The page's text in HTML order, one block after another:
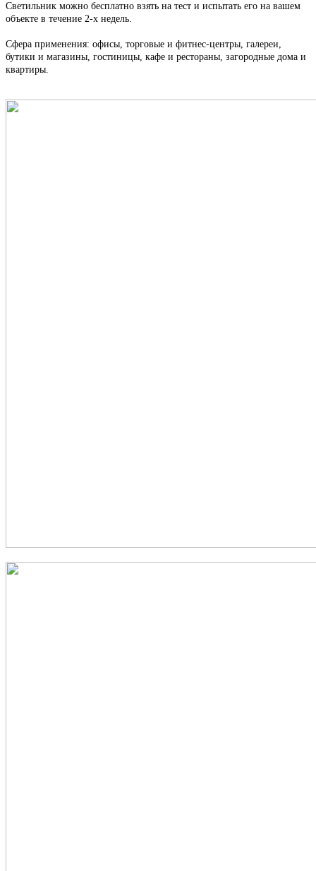
Светильник можно бесплатно взять на тест и испытать его на вашем
объекте в течение 2-х недель.
Сфера применения: офисы, торговые и фитнес-центры, галереи,
бутики и магазины, гостиницы, кафе и рестораны, загородные дома и
квартиры.